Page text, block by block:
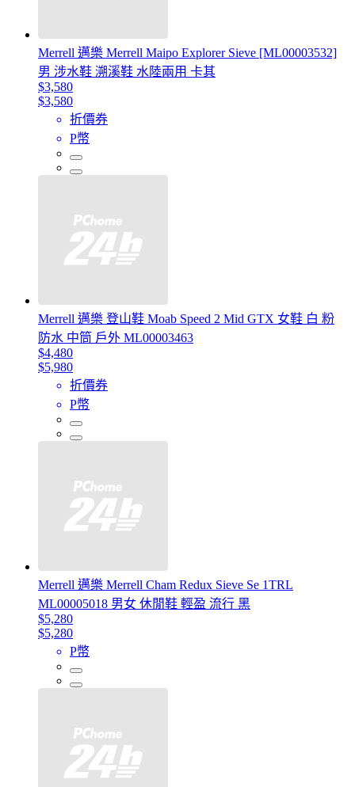
Merrell 邁樂 Merrell Maipo Explorer Sieve [ML00003532]
男 涉水鞋 溯溪鞋 水陸兩用 卡其
$3,580
$3,580
折價券
P幣
Merrell 邁樂 登山鞋 Moab Speed 2 Mid GTX 女鞋 白 粉
防水 中筒 戶外 ML00003463
$4,480
$5,980
折價券
P幣
Merrell 邁樂 Merrell Cham Redux Sieve Se 1TRL
ML00005018 男女 休閒鞋 輕盈 流行 黑
$5,280
$5,280
P幣